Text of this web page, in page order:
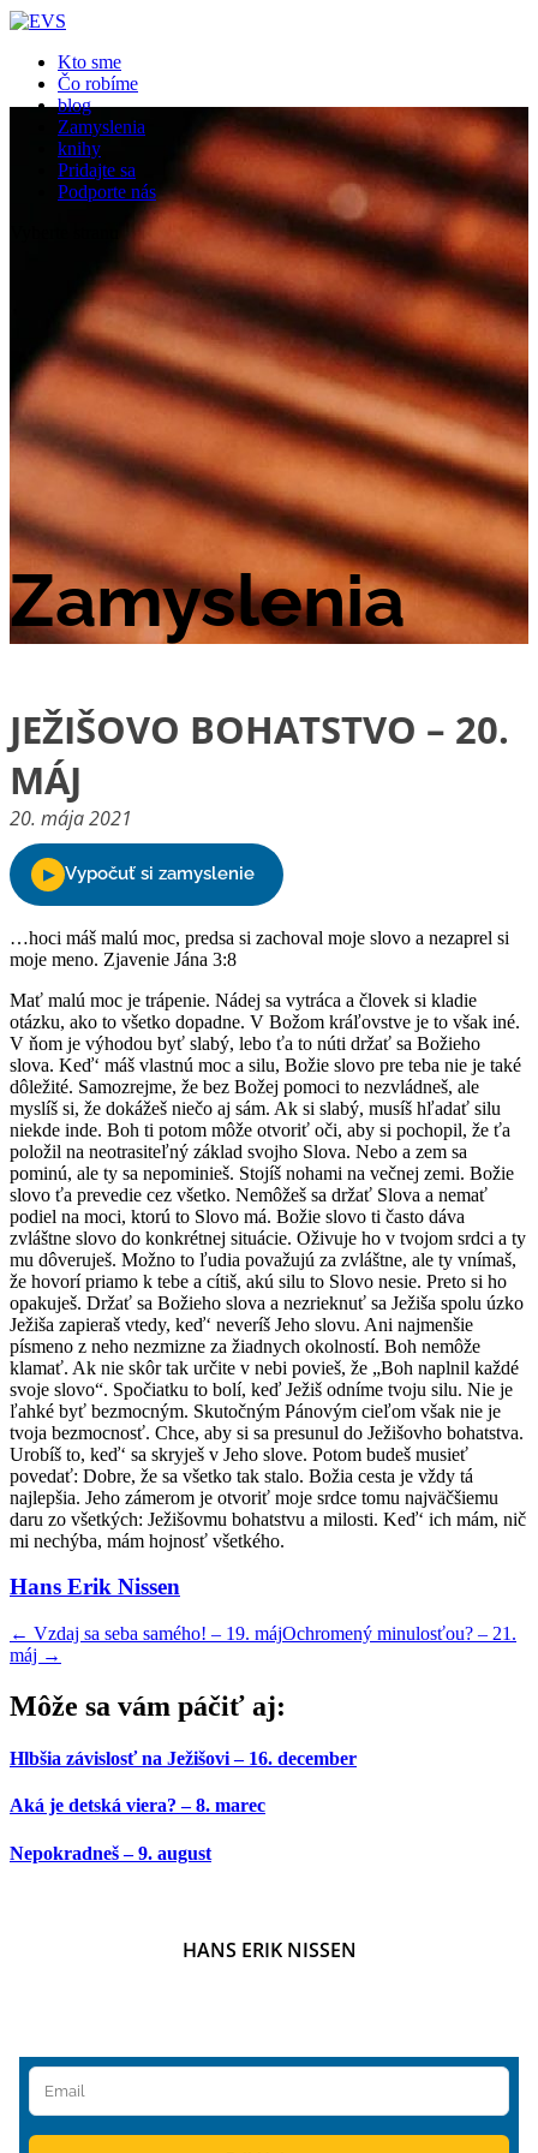
Close
Kto sme
Čo robíme
blog
Zamyslenia
knihy
Pridajte sa
Podporte nás
Zamyslenia
JEŽIŠOVO BOHATSTVO – 20.
MÁJ
20. mája 2021
…hoci máš malú moc, predsa si zachoval moje slovo a nezaprel si
moje meno. Zjavenie Jána 3:8
Mať malú moc je trápenie. Nádej sa vytráca a človek si kladie
otázku, ako to všetko dopadne. V Božom kráľovstve je to však iné.
V ňom je výhodou byť slabý, lebo ťa to núti držať sa Božieho
slova. Keď‘ máš vlastnú moc a silu, Božie slovo pre teba nie je také
dôležité. Samozrejme, že bez Božej pomoci to nezvládneš, ale
myslíš si, že dokážeš niečo aj sám. Ak si slabý, musíš hľadať silu
niekde inde. Boh ti potom môže otvoriť oči, aby si pochopil, že ťa
položil na neotrasiteľný základ svojho Slova. Nebo a zem sa
pominú, ale ty sa nepominieš. Stojíš nohami na večnej zemi. Božie
slovo ťa prevedie cez všetko. Nemôžeš sa držať Slova a nemať
podiel na moci, ktorú to Slovo má. Božie slovo ti často dáva
zvláštne slovo do konkrétnej situácie. Oživuje ho v tvojom srdci a ty
mu dôveruješ. Možno to ľudia považujú za zvláštne, ale ty vnímaš,
že hovorí priamo k tebe a cítiš, akú silu to Slovo nesie. Preto si ho
opakuješ. Držať sa Božieho slova a nezrieknuť sa Ježiša spolu úzko
Ježiša zapieraš vtedy, keď‘ neveríš Jeho slovu. Ani najmenšie
písmeno z neho nezmizne za žiadnych okolností. Boh nemôže
klamať. Ak nie skôr tak určite v nebi povieš, že „Boh naplnil každé
svoje slovo“. Spočiatku to bolí, keď Ježiš odníme tvoju silu. Nie je
ľahké byť bezmocným. Skutočným Pánovým cieľom však nie je
tvoja bezmocnosť. Chce, aby si sa presunul do Ježišovho bohatstva.
Urobíš to, keď‘ sa skryješ v Jeho slove. Potom budeš musieť
povedať: Dobre, že sa všetko tak stalo. Božia cesta je vždy tá
najlepšia. Jeho zámerom je otvoriť moje srdce tomu najväčšiemu
daru zo všetkých: Ježišovmu bohatstvu a milosti. Keď‘ ich mám, nič
mi nechýba, mám hojnosť všetkého.
Hans Erik Nissen
← Vzdaj sa seba samého! – 19. májOchromený minulosťou? – 21.
máj →
Môže sa vám páčiť aj:
Hlbšia závislosť na Ježišovi – 16. december
Aká je detská viera? – 8. marec
Nepokradneš – 9. august
HANS ERIK NISSEN